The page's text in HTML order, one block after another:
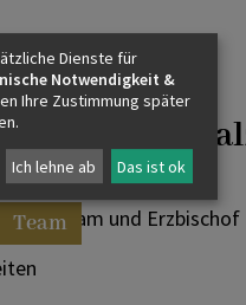
Erzdiözese
Team und Erzbischof
Dienste für
Notwendigkeit &
Ihre Zustimmung später
Ich lehne ab Das ist ok